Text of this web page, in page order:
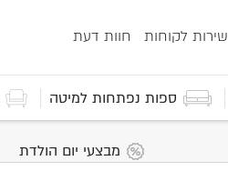
שירות לקוחות חוות דעת
ספות נפתחות למיטה
מבצעי יום הולדת